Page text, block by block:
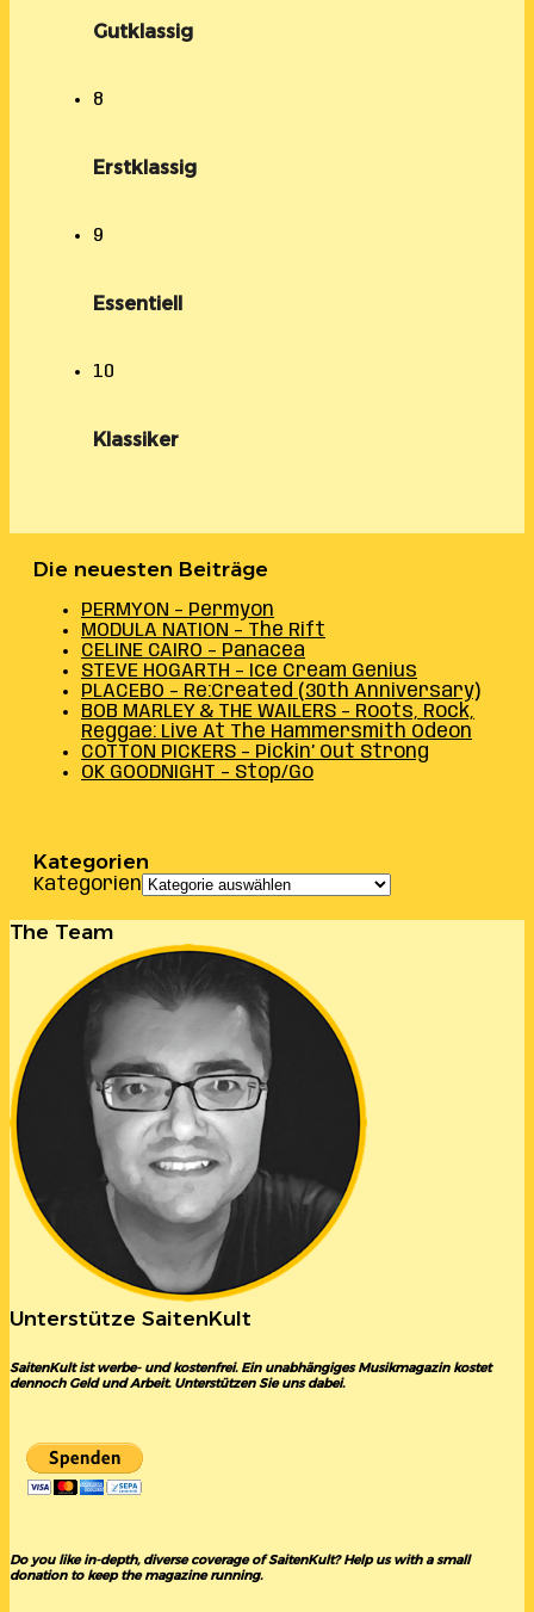
Gutklassig
8
Erstklassig
9
Essentiell
10
Klassiker
Die neuesten Beiträge
PERMYON – Permyon
MODULA NATION – The Rift
CELINE CAIRO – Panacea
STEVE HOGARTH – Ice Cream Genius
PLACEBO – Re:Created (30th Anniversary)
BOB MARLEY & THE WAILERS – Roots, Rock,
Reggae: Live At The Hammersmith Odeon
COTTON PICKERS – Pickin’ Out Strong
OK GOODNIGHT – Stop/Go
Kategorien
Kategorien
The Team
Unterstütze SaitenKult
SaitenKult ist werbe- und kostenfrei. Ein unabhängiges Musikmagazin kostet
dennoch Geld und Arbeit. Unterstützen Sie uns dabei.
Do you like in-depth, diverse coverage of SaitenKult? Help us with a small
donation to keep the magazine running.